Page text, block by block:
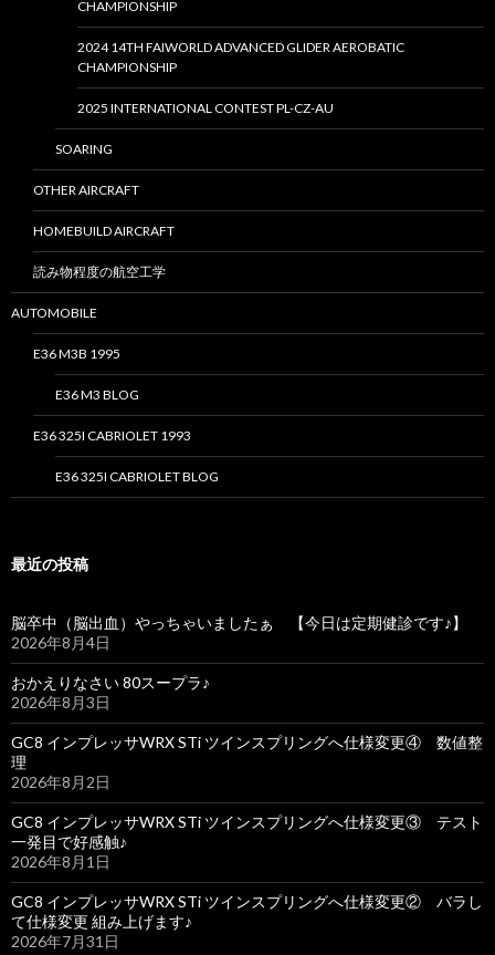
CHAMPIONSHIP
2024 14TH FAIWORLD ADVANCED GLIDER AEROBATIC
CHAMPIONSHIP
2025 INTERNATIONAL CONTEST PL-CZ-AU
SOARING
OTHER AIRCRAFT
HOMEBUILD AIRCRAFT
読み物程度の航空工学
AUTOMOBILE
E36 M3B 1995
E36 M3 BLOG
E36 325I CABRIOLET 1993
E36 325I CABRIOLET BLOG
最近の投稿
脳卒中（脳出血）やっちゃいましたぁ 【今日は定期健診です♪】
2026年8月4日
おかえりなさい 80スープラ♪
2026年8月3日
GC8 インプレッサWRX STi ツインスプリングへ仕様変更④ 数値整
理
2026年8月2日
GC8 インプレッサWRX STi ツインスプリングへ仕様変更③ テスト
一発目で好感触♪
2026年8月1日
GC8 インプレッサWRX STi ツインスプリングへ仕様変更② バラし
て仕様変更 組み上げます♪
2026年7月31日